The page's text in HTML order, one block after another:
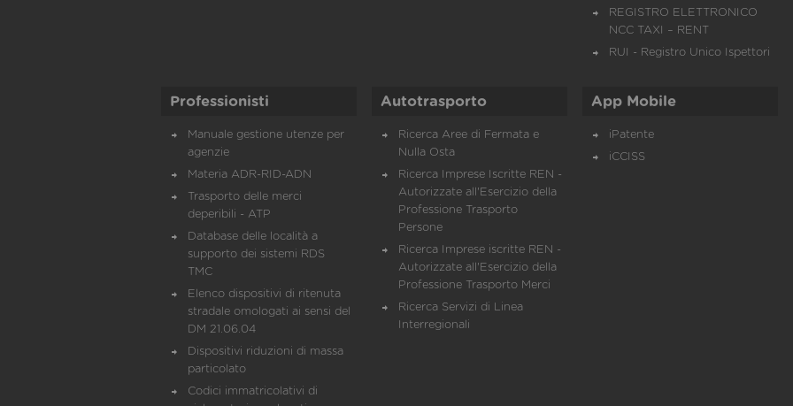
REGISTRO ELETTRONICO
NCC TAXI – RENT
RUI - Registro Unico Ispettori
Professionisti
Manuale gestione utenze per
agenzie
Materia ADR-RID-ADN
Trasporto delle merci
deperibili - ATP
Database delle località a
supporto dei sistemi RDS
TMC
Elenco dispositivi di ritenuta
stradale omologati ai sensi del
DM 21.06.04
Dispositivi riduzioni di massa
particolato
Codici immatricolativi di
Autotrasporto
Ricerca Aree di Fermata e
Nulla Osta
Ricerca Imprese Iscritte REN -
Autorizzate all'Esercizio della
Professione Trasporto
Persone
Ricerca Imprese iscritte REN -
Autorizzate all'Esercizio della
Professione Trasporto Merci
Ricerca Servizi di Linea
Interregionali
App Mobile
iPatente
iCCISS